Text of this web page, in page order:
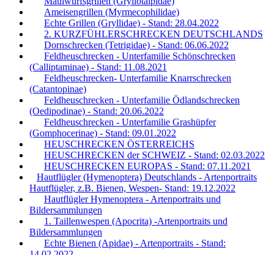
Ameisengrillen (Myrmecophilidae)
Echte Grillen (Gryllidae) - Stand: 28.04.2022
2. KURZFÜHLERSCHRECKEN DEUTSCHLANDS
Dornschrecken (Tetrigidae) - Stand: 06.06.2022
Feldheuschrecken - Unterfamilie Schönschrecken
(Calliptaminae) - Stand: 11.08.2021
Feldheuschrecken- Unterfamilie Knarrschrecken
(Catantopinae)
Feldheuschrecken - Unterfamilie Ödlandschrecken
(Oedipodinae) - Stand: 20.06.2022
Feldheuschrecken - Unterfamilie Grashüpfer
(Gomphocerinae) - Stand: 09.01.2022
HEUSCHRECKEN ÖSTERREICHS
HEUSCHRECKEN der SCHWEIZ - Stand: 02.03.2022
HEUSCHRECKEN EUROPAS - Stand: 07.11.2021
Hautflügler (Hymenoptera) Deutschlands - Artenportraits
Hautflügler, z.B. Bienen, Wespen- Stand: 19.12.2022
Hautflügler Hymenoptera - Artenportraits und
Bildersammlungen
1. Taillenwespen (Apocrita) -Artenportraits und
Bildersammlungen
Echte Bienen (Apidae) - Artenportraits - Stand: